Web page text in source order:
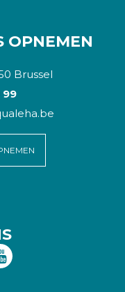
OPNEMEN
Brussel
99